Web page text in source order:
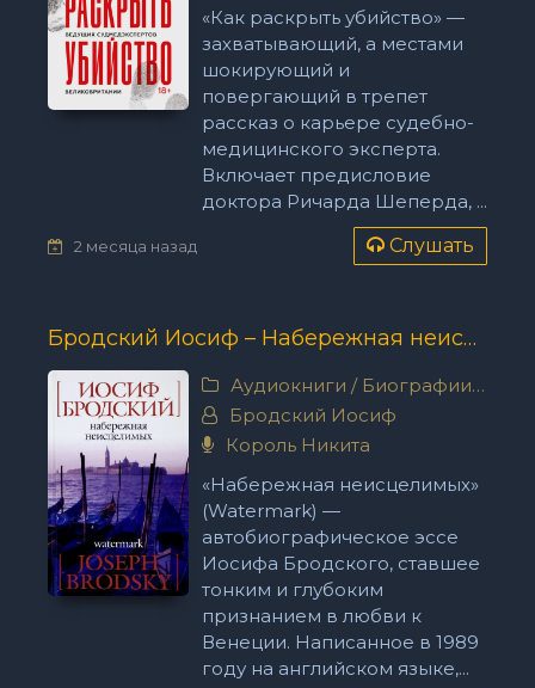
«Как раскрыть убийство» —
захватывающий, а местами
шокирующий и
повергающий в трепет
рассказ о карьере судебно-
медицинского эксперта.
Включает предисловие
доктора Ричарда Шеперда, ...
2 месяца назад Слушать
Бродский Иосиф – Набережная неисцелимых
Аудиокниги / Биографии, мемуары
Бродский Иосиф
Король Никита
«Набережная неисцелимых»
(Watermark) —
автобиографическое эссе
Иосифа Бродского, ставшее
тонким и глубоким
признанием в любви к
Венеции. Написанное в 1989
году на английском языке,...